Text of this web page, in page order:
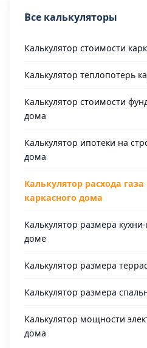
Все калькуляторы
Калькулятор стоимости
Калькулятор теплопотерь
Калькулятор стоимости
дома
Калькулятор ипотеки на
дома
Калькулятор расхода
каркасного дома
Калькулятор размера
доме
Калькулятор размера
Калькулятор размера
Калькулятор мощности
дома